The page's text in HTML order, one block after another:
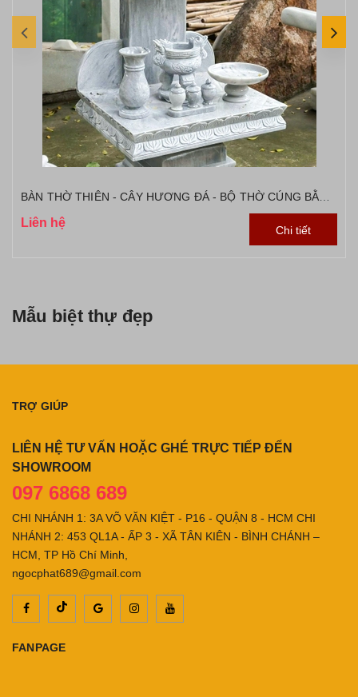
Liên hệ
Chi tiết
Mẫu biệt thự đẹp
TRỢ GIÚP
LIÊN HỆ TƯ VẤN HOẶC GHÉ TRỰC TIẾP ĐẾN
SHOWROOM
097 6868 689
CHI NHÁNH 1: 3A VÕ VĂN KIỆT - P16 - QUẬN 8 - HCM CHI
NHÁNH 2: 453 QL1A - ẤP 3 - XÃ TÂN KIÊN - BÌNH CHÁNH –
HCM, TP Hồ Chí Minh,
ngocphat689@gmail.com
FANPAGE